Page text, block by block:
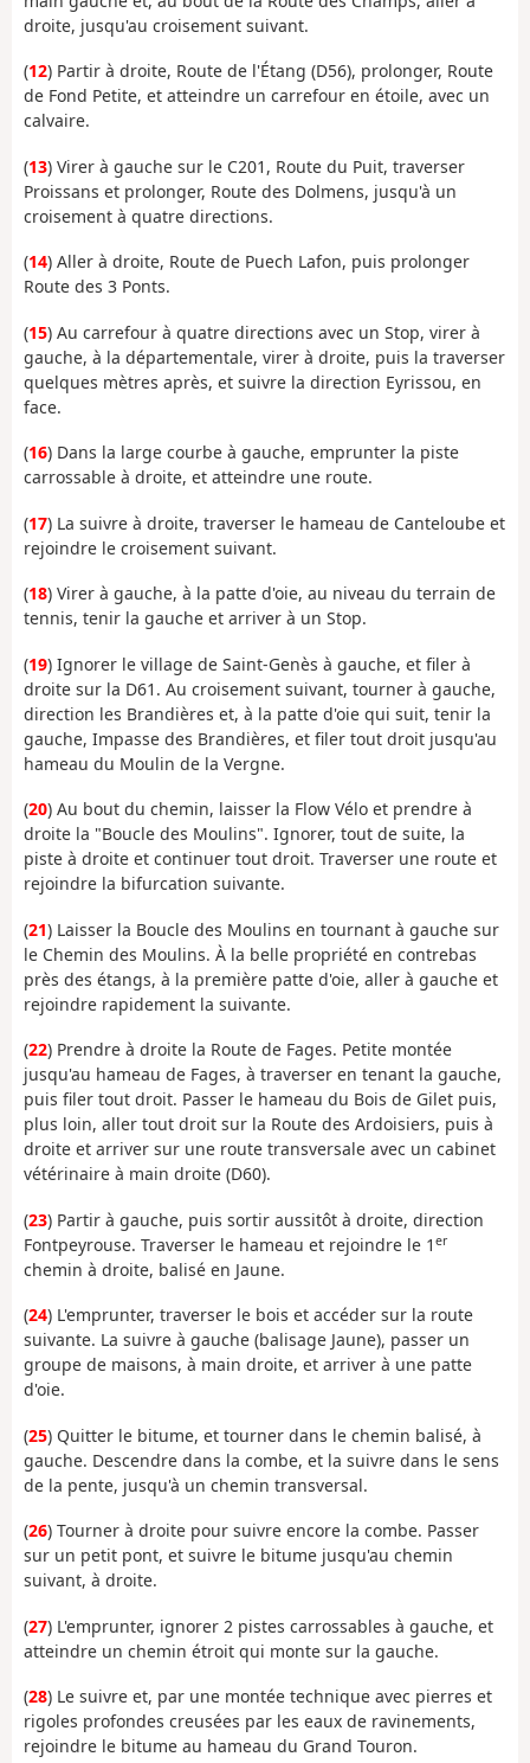
droite, jusqu'au croisement suivant.
(12) Partir à droite, Route de l'Étang (D56), prolonger, Route
de Fond Petite, et atteindre un carrefour en étoile, avec un
calvaire.
(13) Virer à gauche sur le C201, Route du Puit, traverser
Proissans et prolonger, Route des Dolmens, jusqu'à un
croisement à quatre directions.
(14) Aller à droite, Route de Puech Lafon, puis prolonger
Route des 3 Ponts.
(15) Au carrefour à quatre directions avec un Stop, virer à
gauche, à la départementale, virer à droite, puis la traverser
quelques mètres après, et suivre la direction Eyrissou, en
face.
(16) Dans la large courbe à gauche, emprunter la piste
carrossable à droite, et atteindre une route.
(17) La suivre à droite, traverser le hameau de Canteloube et
rejoindre le croisement suivant.
(18) Virer à gauche, à la patte d'oie, au niveau du terrain de
tennis, tenir la gauche et arriver à un Stop.
(19) Ignorer le village de Saint-Genès à gauche, et filer à
droite sur la D61. Au croisement suivant, tourner à gauche,
direction les Brandières et, à la patte d'oie qui suit, tenir la
gauche, Impasse des Brandières, et filer tout droit jusqu'au
hameau du Moulin de la Vergne.
(20) Au bout du chemin, laisser la Flow Vélo et prendre à
droite la "Boucle des Moulins". Ignorer, tout de suite, la
piste à droite et continuer tout droit. Traverser une route et
rejoindre la bifurcation suivante.
(21) Laisser la Boucle des Moulins en tournant à gauche sur
le Chemin des Moulins. À la belle propriété en contrebas
près des étangs, à la première patte d'oie, aller à gauche et
rejoindre rapidement la suivante.
(22) Prendre à droite la Route de Fages. Petite montée
jusqu'au hameau de Fages, à traverser en tenant la gauche,
puis filer tout droit. Passer le hameau du Bois de Gilet puis,
plus loin, aller tout droit sur la Route des Ardoisiers, puis à
droite et arriver sur une route transversale avec un cabinet
vétérinaire à main droite (D60).
(23) Partir à gauche, puis sortir aussitôt à droite, direction
Fontpeyrouse. Traverser le hameau et rejoindre le 1 er
chemin à droite, balisé en Jaune.
(24) L'emprunter, traverser le bois et accéder sur la route
suivante. La suivre à gauche (balisage Jaune), passer un
groupe de maisons, à main droite, et arriver à une patte
d'oie.
(25) Quitter le bitume, et tourner dans le chemin balisé, à
gauche. Descendre dans la combe, et la suivre dans le sens
de la pente, jusqu'à un chemin transversal.
(26) Tourner à droite pour suivre encore la combe. Passer
sur un petit pont, et suivre le bitume jusqu'au chemin
suivant, à droite.
(27) L'emprunter, ignorer 2 pistes carrossables à gauche, et
atteindre un chemin étroit qui monte sur la gauche.
(28) Le suivre et, par une montée technique avec pierres et
rigoles profondes creusées par les eaux de ravinements,
rejoindre le bitume au hameau du Grand Touron.